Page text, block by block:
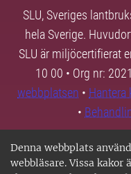
Denna webbplats
webbläsare. Vissa
SLU, Sveriges
hela Sverige.
SLU är miljöcertifierat
10 00 • Org nr:
webbplatsen • Hantera
•